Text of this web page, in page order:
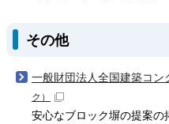
その他
一般財団法人全国建築コン
ク）
安心なブロック塀の提案の